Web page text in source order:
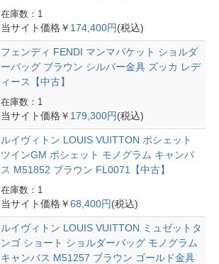
在庫数：1
当サイト価格￥ 174,400円(税込)
フェンディ FENDI マンマバケット ショルダ
ーバッグ ブラウン シルバー金具 ズッカ レデ
ィース【中古】
在庫数：1
当サイト価格￥ 179,300円(税込)
ルイヴィトン LOUIS VUITTON ポシェット
ツインGM ポシェット モノグラム キャンバ
ス M51852 ブラウン FL0071【中古】
在庫数：1
当サイト価格￥68,400円(税込)
ルイヴィトン LOUIS VUITTON ミュゼットタ
ンゴ ショート ショルダーバッグ モノグラム
キャンバス M51257 ブラウン ゴールド金具